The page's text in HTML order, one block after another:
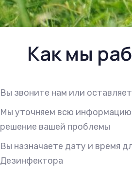
Как мы
Вы звоните нам или
Мы уточняем всю информацию
решение вашей проблемы
Вы назначаете дату и время
Дезинфектора